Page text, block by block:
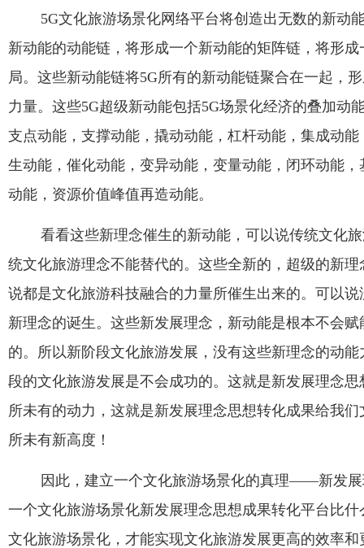
5G文化旅游场景化网络平台将创造出无数的新动
新动能的动能链，将形成一个新动能的矩阵链，将形
局。这些新动能链将5G所有的新动能链聚合在一起，
力量。这些5G超级新动能包括5G场景化经济的叠加动
支点动能，支撑动能，撬动动能，杠杆动能，集成动
生动能，催化动能，变异动能，变量动能，闭环动能
动能，资源价值峰值再造动能。
看看这些新理念催生的新动能，可以说传统文化
统文化旅游理念不能替代的。这些全新的，超级的新
说都是文化旅游科技融合的力量所催生出来的。可以
新理念的诞生。这些新发展理念，新动能是根本不会
的。所以新阶段文化旅游发展，没有这些新理念的动
段的文化旅游发展是不会成功的。这就是新发展理念
所未有的动力，这就是新发展理念思想转化成果给我
所未有新高度！
因此，建立一个文化旅游场景化的真理——新发
一个文化旅游场景化新发展理念思想成果转化平台比
文化旅游场景化，才能实现文化旅游发展更高的效率